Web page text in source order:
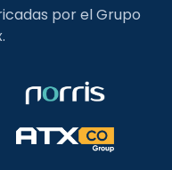
por el Grupo